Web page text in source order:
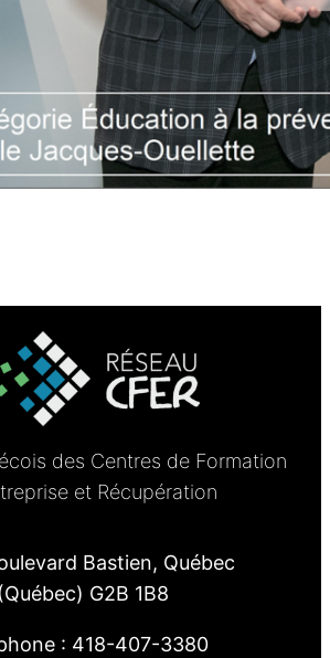
des Centres de Formation
et Récupération
Bastien, Québec
(Québec) G2B 1B8
: 418-407-3380